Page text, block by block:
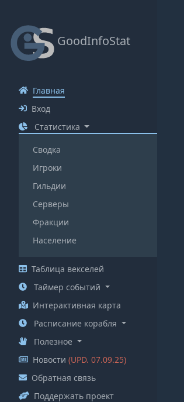
GoodInfoStat
Главная
Вход
Статистика
Сводка
Игроки
Гильдии
Серверы
Фракции
Население
Таблица векселей
Таймер событий
Интерактивная карта
Расписание корабля
Полезное
Новости (UPD. 07.09.25)
Обратная связь
Поддержать проект